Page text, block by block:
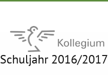
Schuljahr 2016/2017